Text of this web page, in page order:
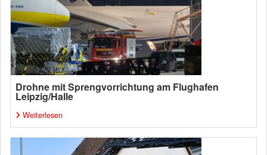
Drohne mit Sprengvorrichtung am Flughafen
Leipzig/Halle
Weiterlesen